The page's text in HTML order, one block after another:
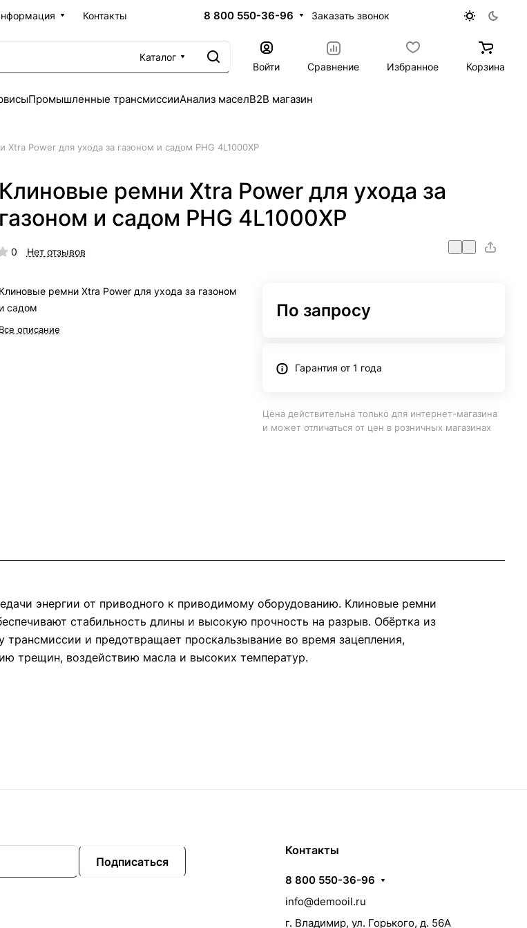
Контакты 8 800 550-36-96 Заказать звонок
Каталог
Войти
Сравнение Избранное Корзина
Промышленные трансмиссииАнализ маселB2B магазин
Xtra Power для ухода за газоном и садом PHG 4L1000XP
Клиновые ремни Xtra Power для ухода за
газоном и садом PHG 4L1000XP
0 Нет отзывов
Клиновые ремни Xtra Power для ухода за газоном
и садом
Все описание
По запросу
Гарантия от 1 года
Цена действительна только для интернет-магазина
и может отличаться от цен в розничных магазинах
энергии от приводного к приводимому оборудованию. Клиновые ремни
стабильность длины и высокую прочность на разрыв. Обёртка из
и предотвращает проскальзывание во время зацепления,
трещин, воздействию масла и высоких температур.
Подписаться
Контакты
8 800 550-36-96
info@demooil.ru
г. Владимир, ул. Горького, д. 56А